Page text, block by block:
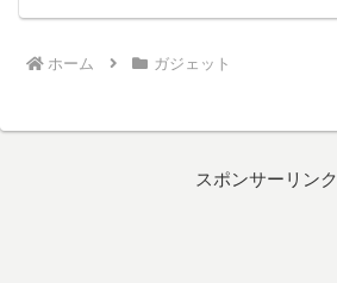
ホーム ガジェット
スポンサーリンク